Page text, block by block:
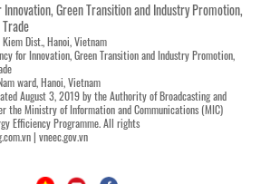
Green Transition and Industry Promotion,
Dist., Hanoi, Vietnam
for Innovation, Green Transition and Industry Promotion,
ward, Hanoi, Vietnam
August 3, 2019 by the Authority of Broadcasting and
the Ministry of Information and Communications (MIC)
Efficiency Programme. All rights
| vneec.gov.vn